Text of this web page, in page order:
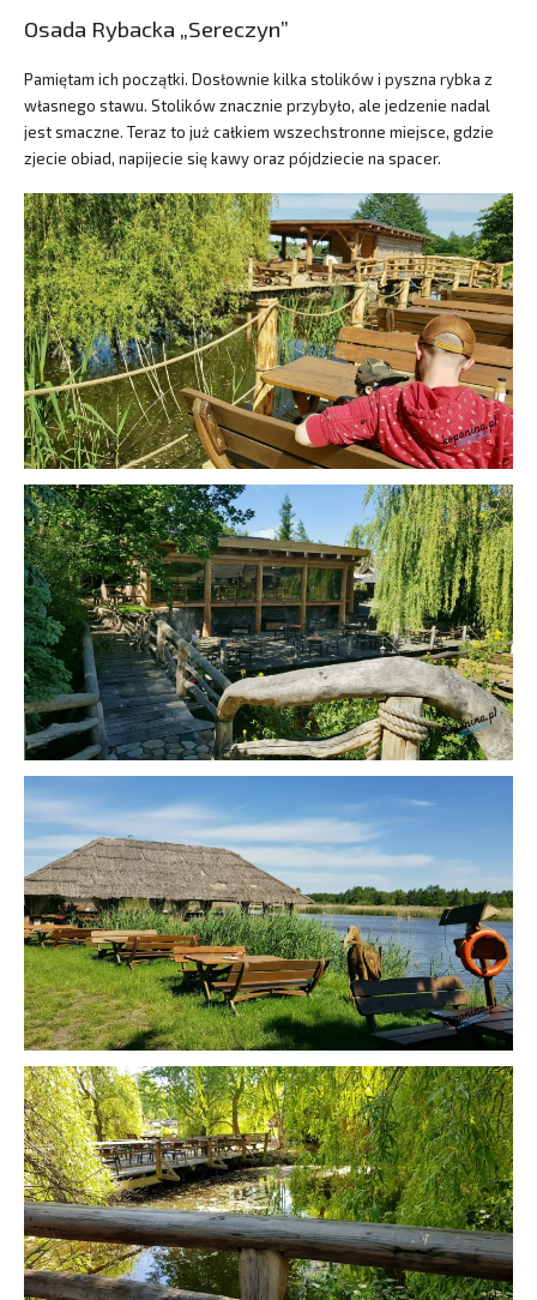
Osada Rybacka „Sereczyn”
Pamiętam ich początki. Dosłownie kilka stolików i pyszna rybka z
własnego stawu. Stolików znacznie przybyło, ale jedzenie nadal
jest smaczne. Teraz to już całkiem wszechstronne miejsce, gdzie
zjecie obiad, napijecie się kawy oraz pójdziecie na spacer.